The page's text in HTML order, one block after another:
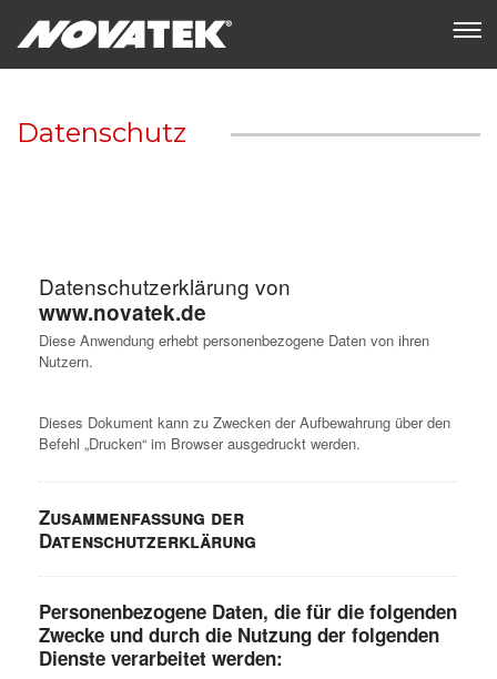
Datenschutz
Datenschutzerklärung von
www.novatek.de
Diese Anwendung erhebt personenbezogene Daten von ihren
Nutzern.
Dieses Dokument kann zu Zwecken der Aufbewahrung über den
Befehl „Drucken“ im Browser ausgedruckt werden.
Zusammenfassung der
Datenschutzerklärung
Personenbezogene Daten, die für die folgenden
Zwecke und durch die Nutzung der folgenden
Dienste verarbeitet werden: